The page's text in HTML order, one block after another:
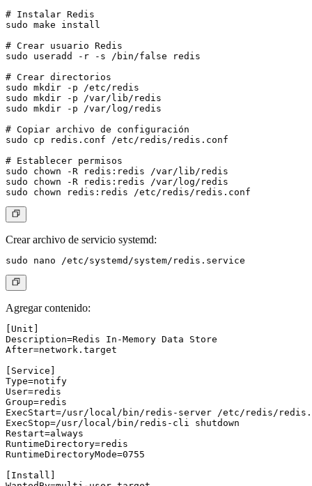
# Instalar Redis
sudo make install
# Crear usuario Redis
sudo useradd -r -s /bin/false redis
# Crear directorios
sudo mkdir -p /etc/redis
sudo mkdir -p /var/lib/redis
sudo mkdir -p /var/log/redis
# Copiar archivo de configuración
sudo cp redis.conf /etc/redis/redis.conf
# Establecer permisos
sudo chown -R redis:redis /var/lib/redis
sudo chown -R redis:redis /var/log/redis
Crear archivo de servicio systemd:
Agregar contenido:
[Unit]
Description=Redis In-Memory Data Store
After=network.target
[Service]
Type=notify
User=redis
Group=redis
ExecStart=/usr/local/bin/redis-server /etc/redis/
ExecStop=/usr/local/bin/redis-cli shutdown
Restart=always
RuntimeDirectory=redis
RuntimeDirectoryMode=0755
[Install]